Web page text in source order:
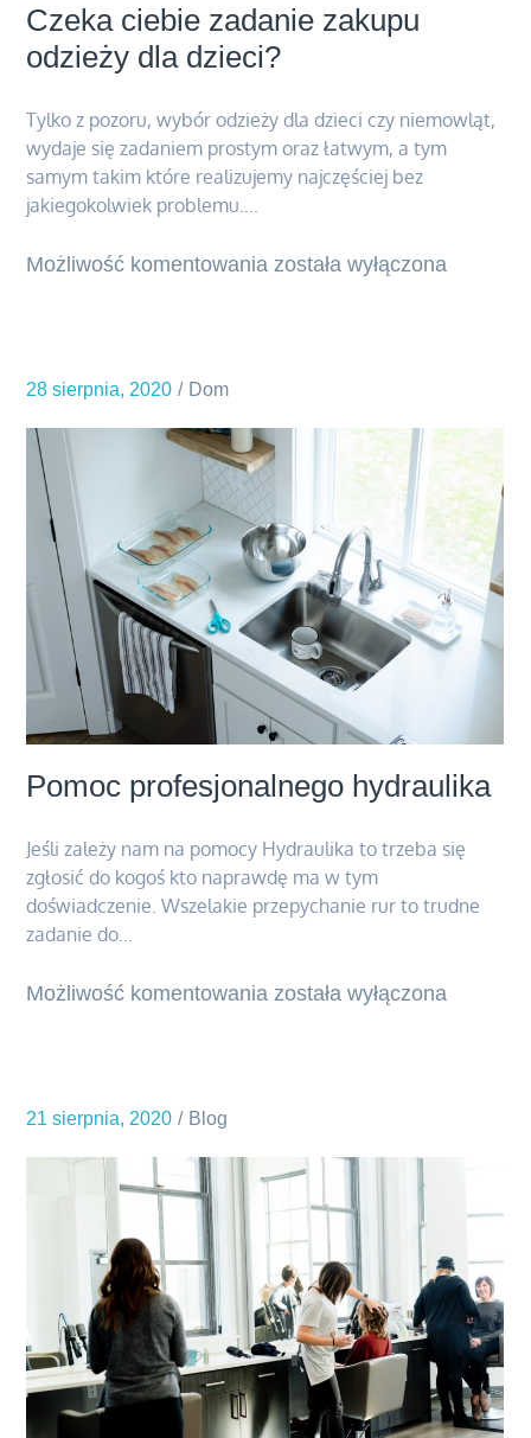
Czeka ciebie zadanie zakupu
odzieży dla dzieci?
Tylko z pozoru, wybór odzieży dla dzieci czy niemowląt,
wydaje się zadaniem prostym oraz łatwym, a tym
samym takim które realizujemy najczęściej bez
jakiegokolwiek problemu….
Możliwość komentowania Czeka
dla
dzieci?
została wyłączona
28 sierpnia, 2020 Dom
Pomoc profesjonalnego hydraulika
Jeśli zależy nam na pomocy Hydraulika to trzeba się
zgłosić do kogoś kto naprawdę ma w tym
doświadczenie. Wszelakie przepychanie rur to trudne
zadanie do…
Możliwość komentowania Pomoc
została wyłączona
21 sierpnia, 2020 Blog